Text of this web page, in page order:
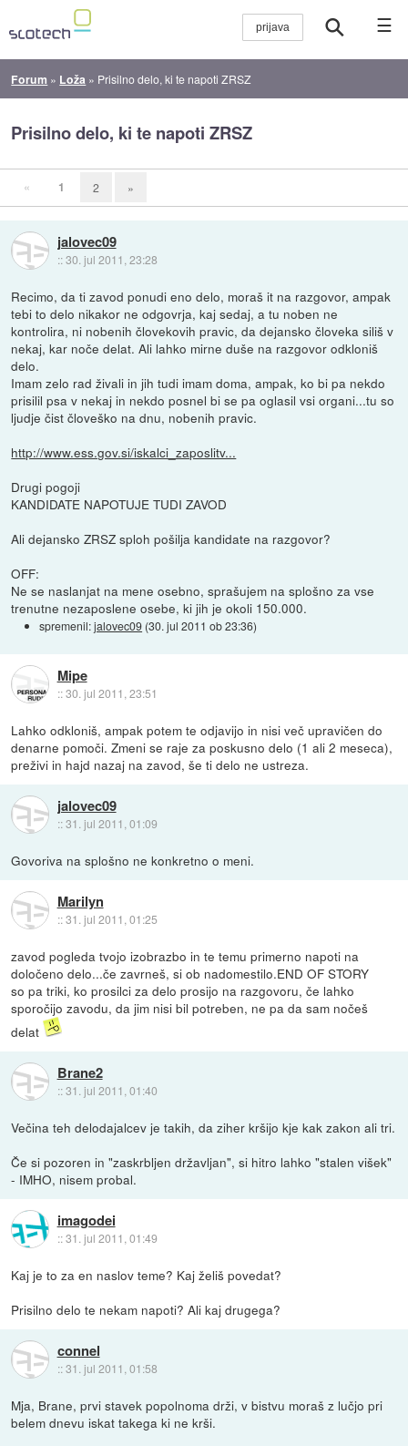
☰
Forum » Loža » Prisilno delo, ki te napoti ZRSZ
Prisilno delo, ki te napoti ZRSZ
« 1 2 »
jalovec09
::30. jul 2011, 23:28
Recimo, da ti zavod ponudi eno delo, moraš it na razgovor, ampak
tebi to delo nikakor ne odgovrja, kaj sedaj, a tu noben ne
kontrolira, ni nobenih človekovih pravic, da dejansko človeka siliš v
nekaj, kar noče delat. Ali lahko mirne duše na razgovor odkloniš
delo.
Imam zelo rad živali in jih tudi imam doma, ampak, ko bi pa nekdo
prisilil psa v nekaj in nekdo posnel bi se pa oglasil vsi organi...tu so
ljudje čist človeško na dnu, nobenih pravic.
http://www.ess.gov.si/iskalci_zaposlitv...
Drugi pogoji
KANDIDATE NAPOTUJE TUDI ZAVOD
Ali dejansko ZRSZ sploh pošilja kandidate na razgovor?
OFF:
Ne se naslanjat na mene osebno, sprašujem na splošno za vse
trenutne nezaposlene osebe, ki jih je okoli 150.000.
spremenil:jalovec09 (30. jul 2011 ob 23:36)
Mipe
::30. jul 2011, 23:51
Lahko odkloniš, ampak potem te odjavijo in nisi več upravičen do
denarne pomoči. Zmeni se raje za poskusno delo (1 ali 2 meseca),
preživi in hajd nazaj na zavod, še ti delo ne ustreza.
jalovec09
::31. jul 2011, 01:09
Govoriva na splošno ne konkretno o meni.
Marilyn
::31. jul 2011, 01:25
zavod pogleda tvojo izobrazbo in te temu primerno napoti na
določeno delo...če zavrneš, si ob nadomestilo.END OF STORY
so pa triki, ko prosilci za delo prosijo na razgovoru, če lahko
sporočijo zavodu, da jim nisi bil potreben, ne pa da sam nočeš
delat
Brane2
::31. jul 2011, 01:40
Večina teh delodajalcev je takih, da ziher kršijo kje kak zakon ali tri.
Če si pozoren in "zaskrbljen državljan", si hitro lahko "stalen višek"
- IMHO, nisem probal.
imagodei
::31. jul 2011, 01:49
Kaj je to za en naslov teme? Kaj želiš povedat?
Prisilno delo te nekam napoti? Ali kaj drugega?
connel
::31. jul 2011, 01:58
Mja, Brane, prvi stavek popolnoma drži, v bistvu moraš z lučjo pri
belem dnevu iskat takega ki ne krši.